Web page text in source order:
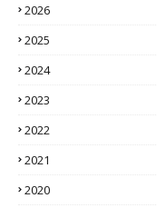
2026
2025
2024
2023
2022
2021
2020